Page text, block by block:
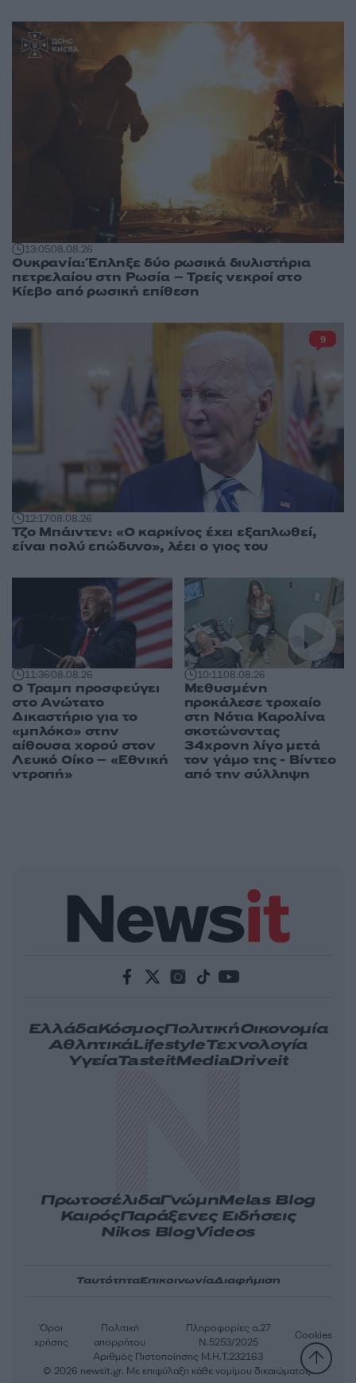
13:0508.08.26
Ουκρανία: Έπληξε δύο ρωσικά διυλιστήρια
πετρελαίου στη Ρωσία – Τρείς νεκροί στο
Κίεβο από ρωσική επίθεση
12:1708.08.26
Τζο Μπάιντεν: «Ο καρκίνος έχει εξαπλωθεί,
είναι πολύ επώδυνο», λέει ο γιος του
9
11:3608.08.26
Ο Τραμπ προσφεύγει
στο Ανώτατο
Δικαστήριο για το
«μπλόκο» στην
αίθουσα χορού στον
Λευκό Οίκο – «Εθνική
ντροπή»
10:1108.08.26
Μεθυσμένη
προκάλεσε τροχαίο
στη Νότια Καρολίνα
σκοτώνοντας
34χρονη λίγο μετά
τον γάμο της - Βίντεο
από την σύλληψη
ΕλλάδαΚόσμοςΠολιτικήΟικονομία
ΑθλητικάLifestyleΤεχνολογία
ΥγείαTasteitMediaDriveit
ΠρωτοσέλιδαΓνώμηMelas Blog
ΚαιρόςΠαράξενες Ειδήσεις
Nikos BlogVideos
ΤαυτότηταΕπικοινωνίαΔιαφήμιση
Αριθμός Πιστοποίησης Μ.Η.Τ.232163
Όροι
χρήσης
Πολιτική
απορρήτου
Πληροφορίες α.27
Ν.5253/2025
Cookies
© 2026 newsit.gr. Με επιφύλαξη κάθε νομίμου δικαιώματος.